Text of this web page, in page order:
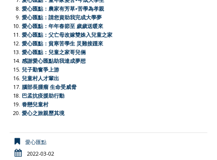
愛心匯點：農家有芳草•苦學為孝親
愛心匯點：請您資助我完成大學夢
愛心匯點：年年春節至 歲歲送暖來
愛心匯點：父亡母改嫁雙姝入兒童之家
愛心匯點：貧寒苦學生 災難接踵來
愛心匯點：兒童之家哥兒倆
感謝愛心匯點助我達成夢想
兒子勤奮爭上游
兒童村人才輩出
腦部長腫瘤 生命受威脅
巴孟抗疫援助行動
眷戀兒童村
愛心之旅親歷其境
愛心匯點
2022-03-02